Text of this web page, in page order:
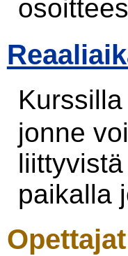
jonne
paikalla